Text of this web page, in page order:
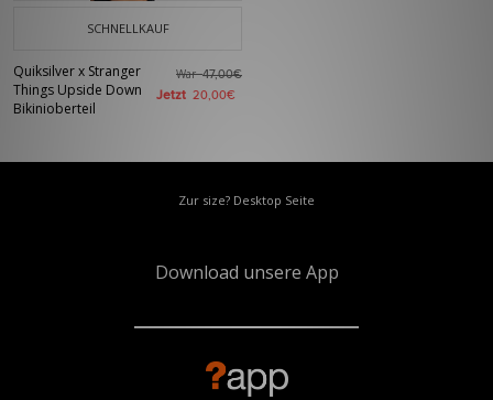
SCHNELLKAUF
Quiksilver x Stranger
Things Upside Down
Bikinioberteil
War47,00€
Jetzt 20,00€
Zur size? Desktop Seite
Download unsere App